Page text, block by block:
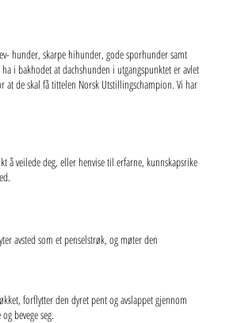
hunder, skarpe hihunder, gode sporhunder samt
i bakhodet at dachshunden i utgangspunktet er avlet
de skal få tittelen Norsk Utstillingschampion. Vi har
å veilede deg, eller henvise til erfarne, kunnskapsrike
avsted som et penselstrøk, og møter den
forflytter den dyret pent og avslappet gjennom
bevege seg.